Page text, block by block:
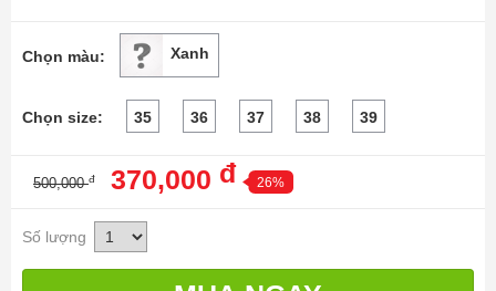
Chọn màu: Xanh
Chọn size: 35 36 37 38 39
500,000đ 370,000 đ 26%
Số lượng